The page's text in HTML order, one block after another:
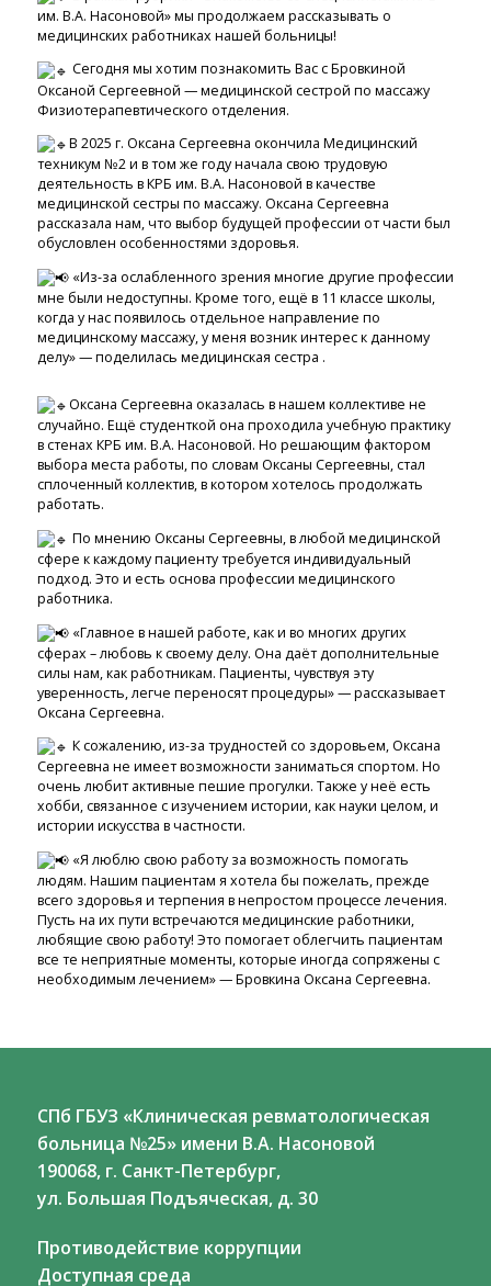
им. В.А. Насоновой» мы продолжаем рассказывать о
медицинских работниках нашей больницы!
Сегодня мы хотим познакомить Вас с Бровкиной
Оксаной Сергеевной — медицинской сестрой по массажу
Физиотерапевтического отделения.
В 2025 г. Оксана Сергеевна окончила Медицинский
техникум №2 и в том же году начала свою трудовую
деятельность в КРБ им. В.А. Насоновой в качестве
медицинской сестры по массажу. Оксана Сергеевна
рассказала нам, что выбор будущей профессии от части был
обусловлен особенностями здоровья.
«Из-за ослабленного зрения многие другие профессии
мне были недоступны. Кроме того, ещё в 11 классе школы,
когда у нас появилось отдельное направление по
медицинскому массажу, у меня возник интерес к данному
делу» — поделилась медицинская сестра .
Оксана Сергеевна оказалась в нашем коллективе не
случайно. Ещё студенткой она проходила учебную практику
в стенах КРБ им. В.А. Насоновой. Но решающим фактором
выбора места работы, по словам Оксаны Сергеевны, стал
сплоченный коллектив, в котором хотелось продолжать
работать.
По мнению Оксаны Сергеевны, в любой медицинской
сфере к каждому пациенту требуется индивидуальный
подход. Это и есть основа профессии медицинского
работника.
«Главное в нашей работе, как и во многих других
сферах – любовь к своему делу. Она даёт дополнительные
силы нам, как работникам. Пациенты, чувствуя эту
уверенность, легче переносят процедуры» — рассказывает
Оксана Сергеевна.
К сожалению, из-за трудностей со здоровьем, Оксана
Сергеевна не имеет возможности заниматься спортом. Но
очень любит активные пешие прогулки. Также у неё есть
хобби, связанное с изучением истории, как науки целом, и
истории искусства в частности.
«Я люблю свою работу за возможность помогать
людям. Нашим пациентам я хотела бы пожелать, прежде
всего здоровья и терпения в непростом процессе лечения.
Пусть на их пути встречаются медицинские работники,
любящие свою работу! Это помогает облегчить пациентам
все те неприятные моменты, которые иногда сопряжены с
необходимым лечением» — Бровкина Оксана Сергеевна.
СПб ГБУЗ «Клиническая ревматологическая
больница №25» имени В.А. Насоновой
190068, г. Санкт-Петербург,
ул. Большая Подъяческая, д. 30
Противодействие коррупции
Доступная среда